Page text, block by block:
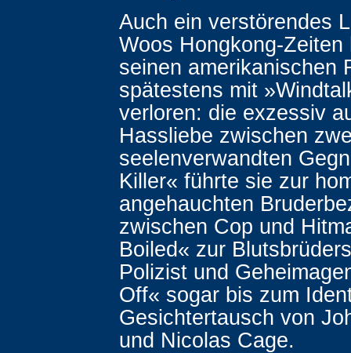
Auch ein verstörendes
Woos Hongkong-Zeiten
seinen amerikanischen
spätestens mit
verloren: die exzessiv
Hassliebe zwischen
seelenverwandten
Killer« führte sie zur
angehauchten
zwischen Cop und
Boiled« zur
Polizist und
Off« sogar bis zum
Gesichtertausch von
und Nicolas Cage.